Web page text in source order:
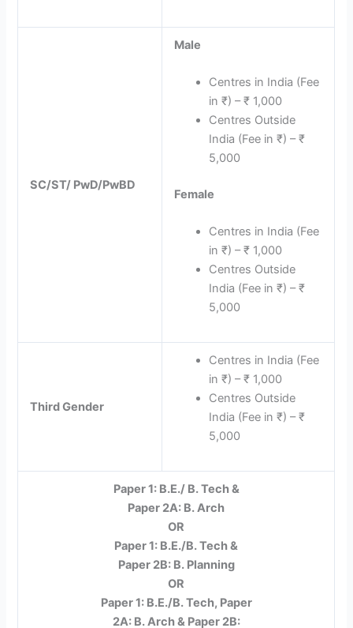
SC/ST/ PwD/PwBD
Male
Centres in India (Fee
in ₹) – ₹ 1,000
Centres Outside
India (Fee in ₹) – ₹
5,000
Female
Centres in India (Fee
in ₹) – ₹ 1,000
Centres Outside
India (Fee in ₹) – ₹
5,000
Third Gender
Centres in India (Fee
in ₹) – ₹ 1,000
Centres Outside
India (Fee in ₹) – ₹
5,000
Paper 1: B.E./ B. Tech &
Paper 2A: B. Arch
OR
Paper 1: B.E./B. Tech &
Paper 2B: B. Planning
OR
Paper 1: B.E./B. Tech, Paper
2A: B. Arch & Paper 2B: